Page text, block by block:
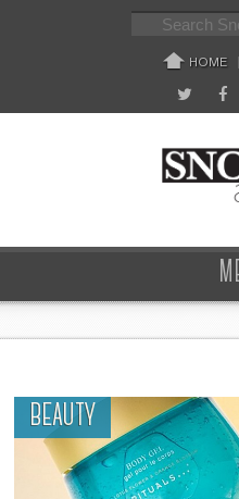
HOME
BEAUTY